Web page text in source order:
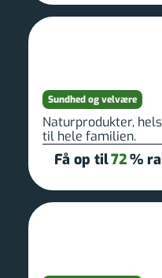
Sundhed og velvære
Naturprodukter,
til hele familien.
Få op til72%